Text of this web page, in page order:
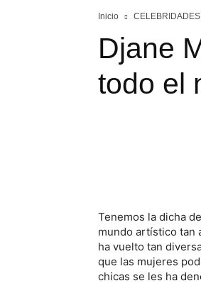
Inicio CELEBRIDADES
Djane
todo el
Tenemos la dicha
mundo artístico tan
ha vuelto tan
que las mujeres
chicas se les ha